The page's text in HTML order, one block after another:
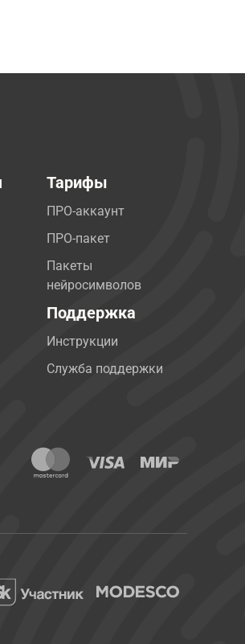
Тарифы
ПРО-аккаунт
ПРО-пакет
Пакеты
нейросимволов
Поддержка
Инструкции
Служба поддержки